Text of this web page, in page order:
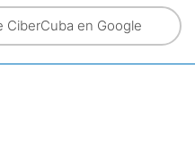
CiberCuba en Google